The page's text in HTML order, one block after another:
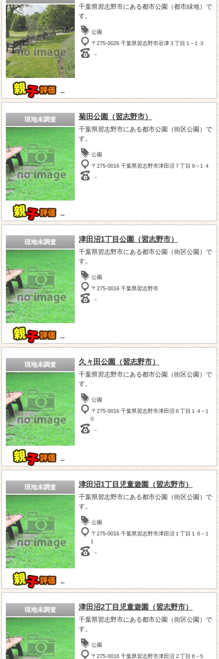
－
千葉県習志野市にある都市公園（都市緑地）で
す。
公園
〒275-0026 千葉県習志野市谷津３丁目１−１３
－
現地未調査
－
菊田公園（習志野市）
千葉県習志野市にある都市公園（街区公園）で
す。
公園
〒275-0016 千葉県習志野市津田沼７丁目９−１４
－
現地未調査
－
津田沼1丁目公園（習志野市）
千葉県習志野市にある都市公園（街区公園）で
す。
公園
〒275-0016 千葉県習志野市
－
現地未調査
－
久々田公園（習志野市）
千葉県習志野市にある都市公園（街区公園）で
す。
公園
〒275-0016 千葉県習志野市津田沼６丁目１４−１
０
－
現地未調査
－
津田沼1丁目児童遊園（習志野市）
千葉県習志野市にある都市公園（街区公園）で
す。
公園
〒275-0016 千葉県習志野市津田沼１丁目１６−１
１
－
現地未調査 津田沼2丁目児童遊園（習志野市）
千葉県習志野市にある都市公園（街区公園）で
す。
公園
〒275-0016 千葉県習志野市津田沼２丁目６−５